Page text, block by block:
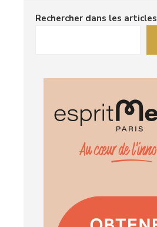
Rechercher dans les articles